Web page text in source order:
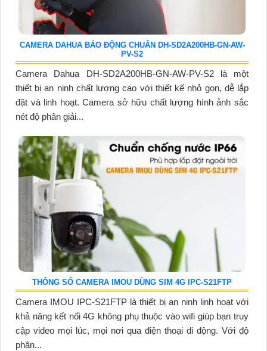
CAMERA DAHUA BÁO ĐỘNG CHUẨN DH-SD2A200HB-GN-AW-
PV-S2
Camera Dahua DH-SD2A200HB-GN-AW-PV-S2 là một
thiết bị an ninh chất lượng cao với thiết kế nhỏ gọn, dễ lắp
đặt và linh hoạt. Camera sở hữu chất lượng hình ảnh sắc
nét độ phân giải...
THÔNG SỐ CAMERA IMOU DÙNG SIM 4G IPC-S21FTP
Camera IMOU IPC-S21FTP là thiết bị an ninh linh hoạt với
khả năng kết nối 4G không phụ thuộc vào wifi giúp bạn truy
cập video mọi lúc, mọi nơi qua điện thoại di động. Với độ
phân...